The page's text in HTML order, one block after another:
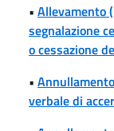
• Allevamento
segnalazione
o cessazione
•
verbale di